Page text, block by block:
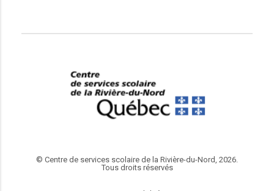
© Centre de services scolaire de la Rivière-du-Nord, 2026.
Tous droits réservés